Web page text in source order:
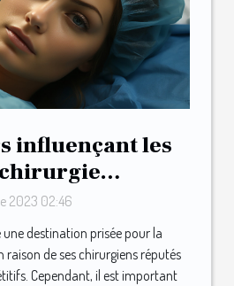
influençant les
Tunisie
2023 02:46
une destination prisée pour la
raison de ses chirurgiens réputés
Cependant, il est important